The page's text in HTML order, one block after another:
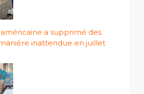
a supprimé des
inattendue en juillet